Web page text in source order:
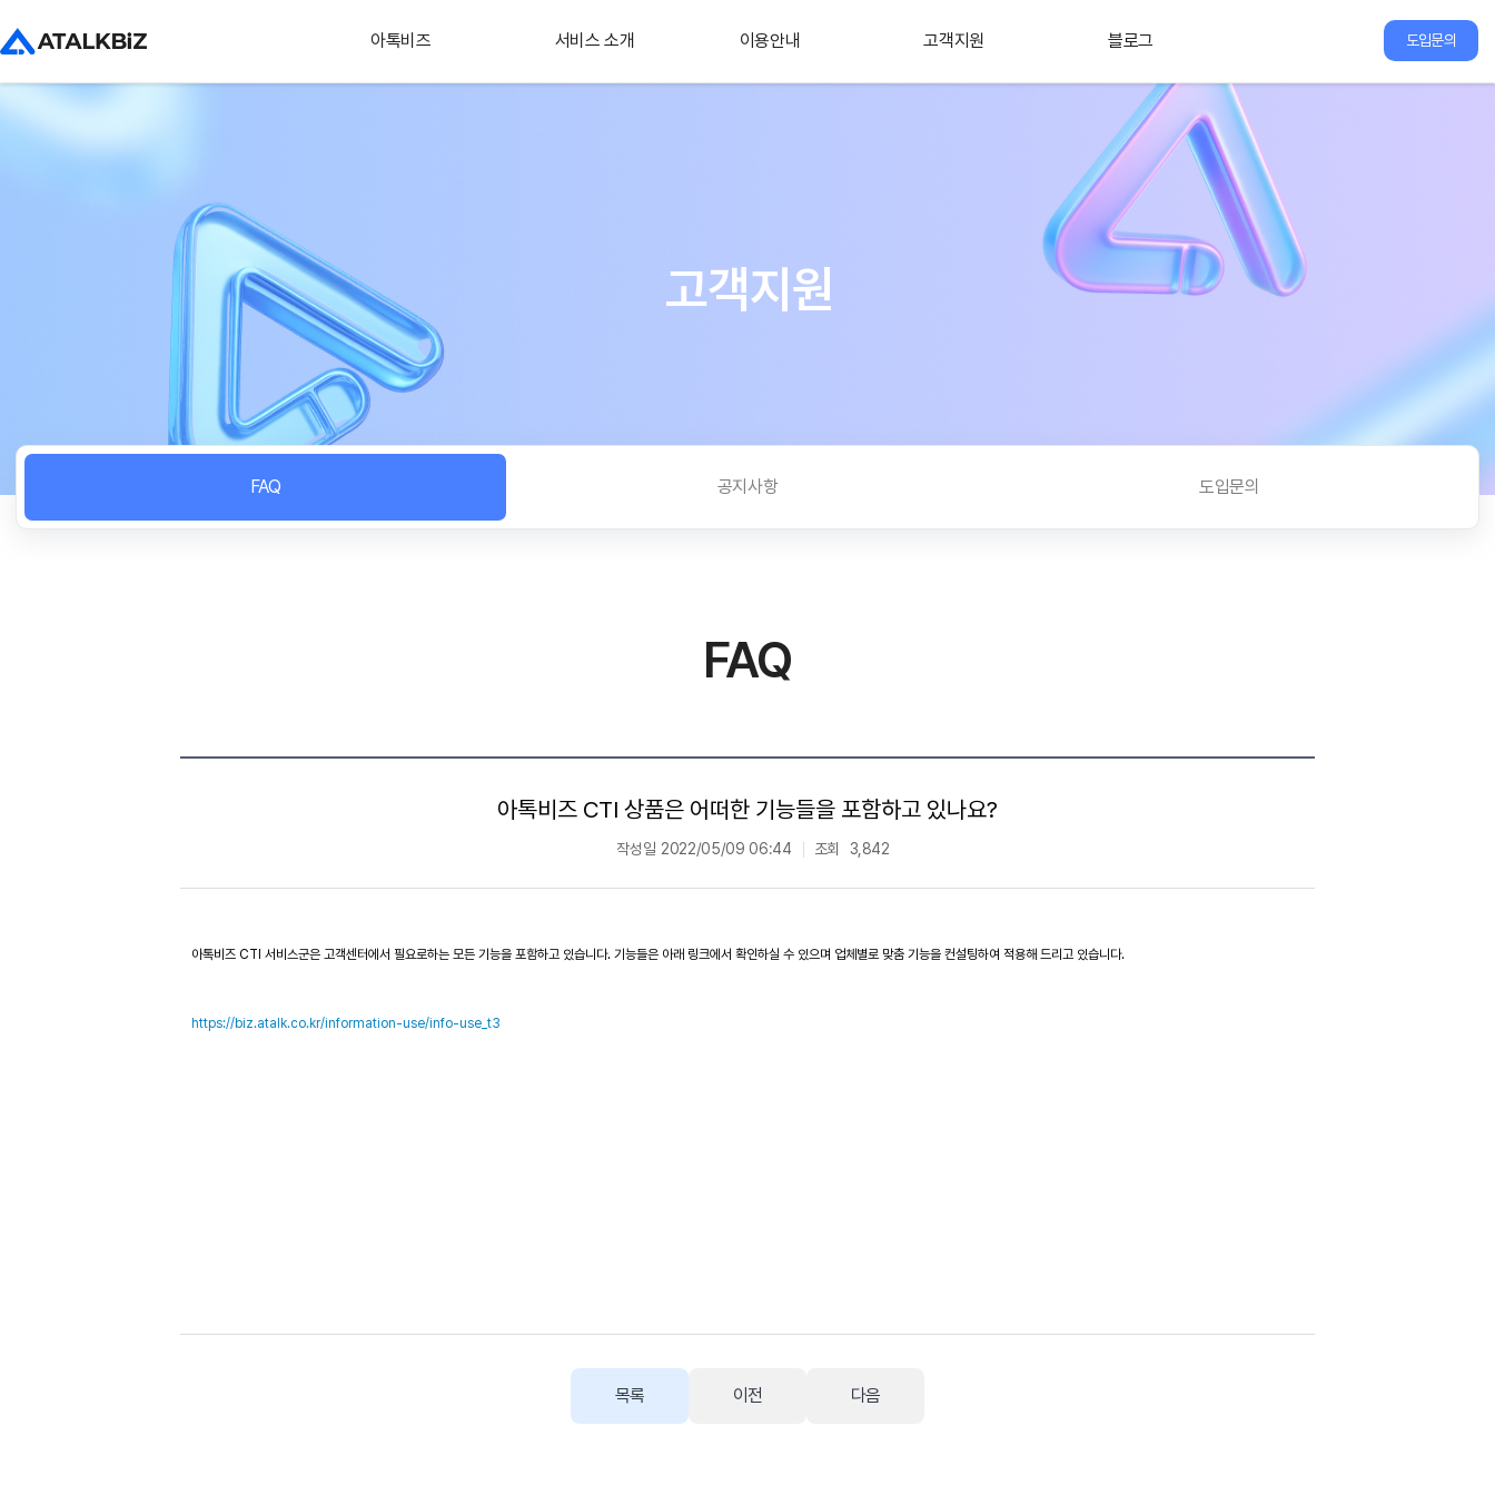
아톡비즈 서비스 소개 이용안내 고객지원 블로그 도입문의
고객지원
FAQ 공지사항 도입문의
FAQ
아톡비즈 CTI 상품은 어떠한 기능들을 포함하고 있나요?
작성일 2022/05/09 06:44 조회 3,842
아톡비즈 CTI 서비스군은 고객센터에서 필요로하는 모든 기능을 포함하고 있습니다. 기능들은 아래 링크에서 확인하실 수 있으며 업체별로 맞춤 기능을 컨설팅하여 적용해 드리고 있습니다.
https://biz.atalk.co.kr/information-use/info-use_t3
목록 이전 다음